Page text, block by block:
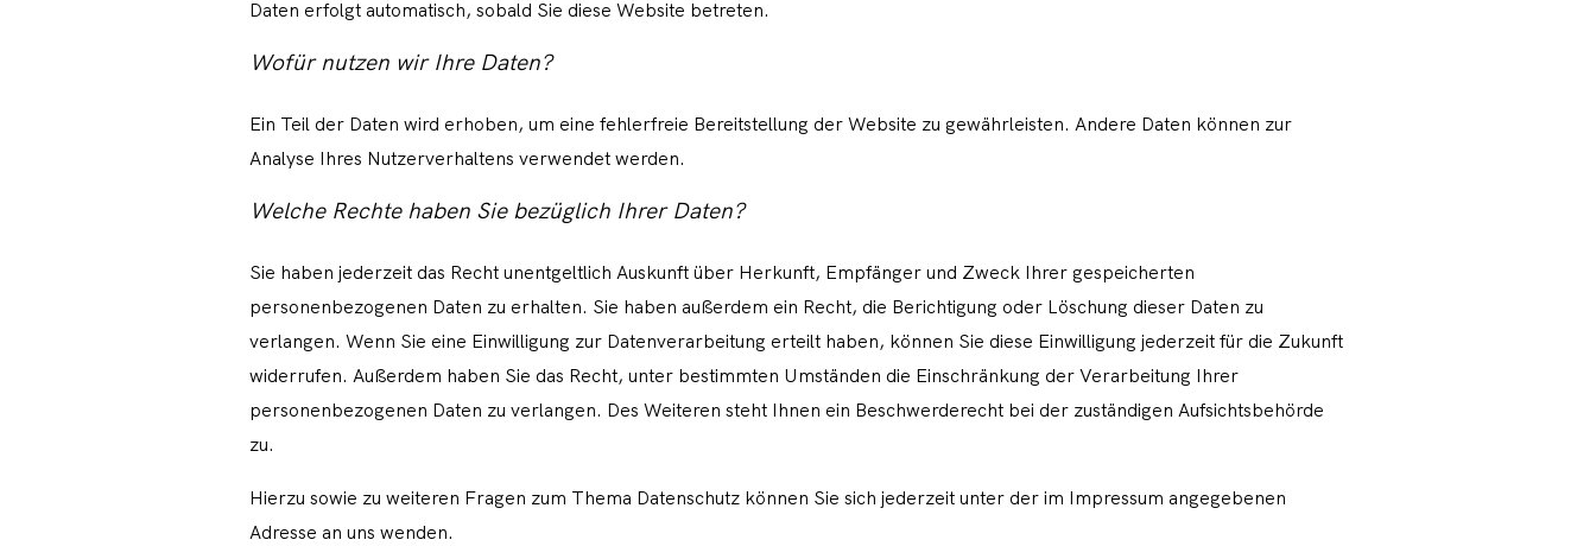
Daten erfolgt automatisch, sobald Sie diese Website betreten.
Wofür nutzen wir Ihre Daten?
Ein Teil der Daten wird erhoben, um eine fehlerfreie Bereitstellung der Website zu gewährleisten. Andere Daten können zur
Analyse Ihres Nutzerverhaltens verwendet werden.
Welche Rechte haben Sie bezüglich Ihrer Daten?
Sie haben jederzeit das Recht unentgeltlich Auskunft über Herkunft, Empfänger und Zweck Ihrer gespeicherten
personenbezogenen Daten zu erhalten. Sie haben außerdem ein Recht, die Berichtigung oder Löschung dieser Daten zu
verlangen. Wenn Sie eine Einwilligung zur Datenverarbeitung erteilt haben, können Sie diese Einwilligung jederzeit für die Zukunft
widerrufen. Außerdem haben Sie das Recht, unter bestimmten Umständen die Einschränkung der Verarbeitung Ihrer
personenbezogenen Daten zu verlangen. Des Weiteren steht Ihnen ein Beschwerderecht bei der zuständigen Aufsichtsbehörde
zu.
Hierzu sowie zu weiteren Fragen zum Thema Datenschutz können Sie sich jederzeit unter der im Impressum angegebenen
Adresse an uns wenden.